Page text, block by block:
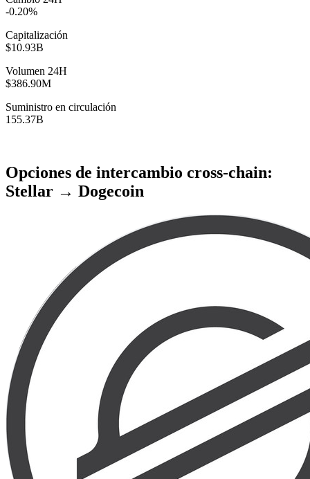
-0.20%
Capitalización
$10.93B
Volumen 24H
$386.90M
Suministro en circulación
155.37B
Opciones de intercambio cross-chain:
Stellar → Dogecoin